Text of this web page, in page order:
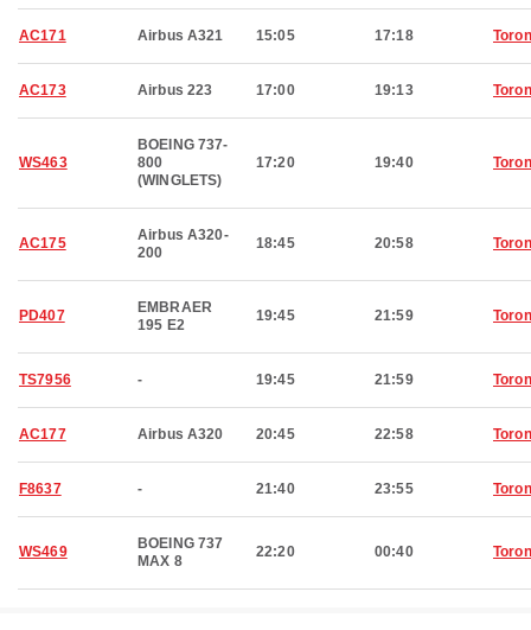
AC171 Airbus A321 15:05 17:18
AC173 Airbus 223 17:00 19:13
WS463
BOEING 737-
800
(WINGLETS)
17:20 19:40
AC175
Airbus A320-
200
18:45 20:58
PD407
EMBRAER
195 E2
19:45 21:59
TS7956 - 19:45 21:59
AC177 Airbus A320 20:45 22:58
F8637 - 21:40 23:55
WS469
BOEING 737
MAX 8
22:20 00:40